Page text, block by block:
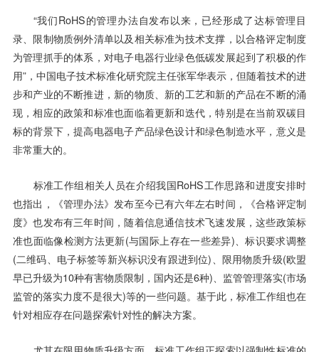
“我们RoHS的管理办法自发布以来，已经形成了达标管理目
录、限制物质例外清单以及相关标准为技术支撑，以合格评定制度
为管理抓手的体系，对电子电器行业绿色低碳发展起到了积极的作
用”，中国电子技术标准化研究院主任张军华表示，但随着技术的进
步和产业的不断推进，新的物质、新的工艺和新的产品在不断的涌
现，相应的政策和标准也面临着更新和迭代，特别是在当前双碳目
标的背景下，提高电器电子产品绿色设计和绿色制造水平，意义是
非常重大的。
标准工作组相关人员在介绍我国RoHS工作思路和进度安排时
也指出，《管理办法》发布至今已有六年左右时间，《合格评定制
度》也发布有三年时间，随着信息通信技术飞速发展，这些政策标
准也面临像检测方法更新(与国际上存在一些差异)、标识要求调整
(二维码、电子标签等新兴标识没有跟进到位)、限用物质升级(欧盟
早已升级为10种有害物质限制，国内还是6种)、监管管理落实(市场
监管的落实力度不是很大)等的一些问题。基于此，标准工作组也在
针对相应存在问题探索针对性的解决方案。